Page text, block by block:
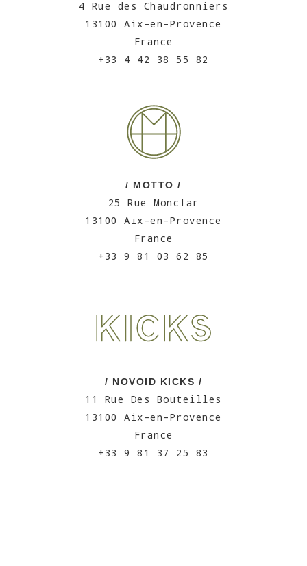
4 Rue des Chaudronniers
13100 Aix-en-Provence
France
+33 4 42 38 55 82
/ MOTTO /
25 Rue Monclar
13100 Aix-en-Provence
France
+33 9 81 03 62 85
/ NOVOID KICKS /
11 Rue Des Bouteilles
13100 Aix-en-Provence
France
+33 9 81 37 25 83